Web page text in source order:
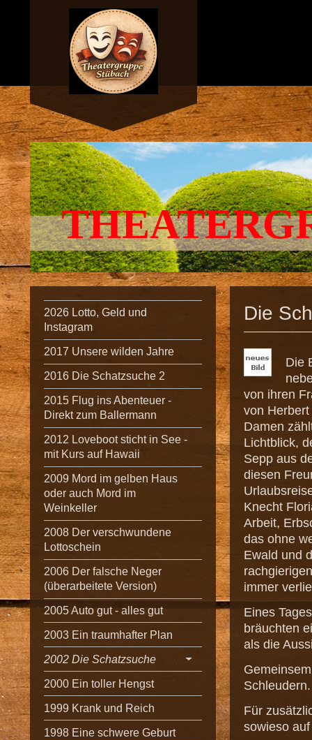
Die
Die
von ihren
von
Damen
Lichtblick,
Sepp aus
diesen
Knecht
Arbeit,
das ohne
Ewald und
immer
Eines
bräuchten
als die
Schleudern.
Für
sowieso
2026 Lotto, Geld und
Instagram
2017 Unsere wilden Jahre
2016 Die Schatzsuche 2
2015 Flug ins Abenteuer -
Direkt zum Ballermann
2012 Loveboot sticht in See -
mit Kurs auf Hawaii
2009 Mord im gelben Haus
oder auch Mord im
Weinkeller
2008 Der verschwundene
Lottoschein
2006 Der falsche Neger
(überarbeitete Version)
2005 Auto gut - alles gut
2003 Ein traumhafter Plan
2002 Die Schatzsuche
2000 Ein toller Hengst
1999 Krank und Reich
1998 Eine schwere Geburt